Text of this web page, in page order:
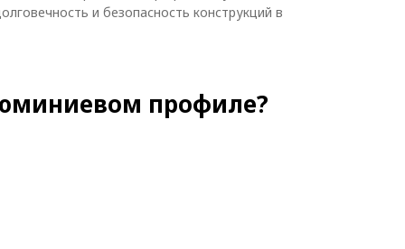
и безопасность конструкций в
профиле?